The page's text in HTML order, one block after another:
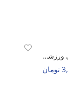
کوله پشتی ورزشی Unisex نایک Nike Diamora U